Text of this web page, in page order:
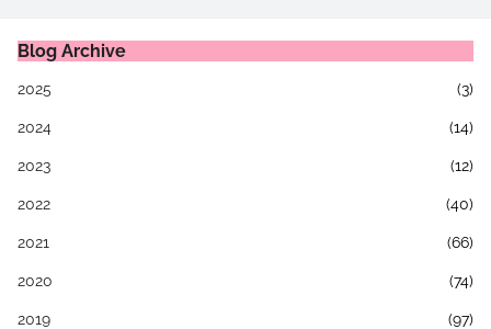
Blog Archive
2025 (3)
2024 (14)
2023 (12)
2022 (40)
2021 (66)
2020 (74)
2019 (97)